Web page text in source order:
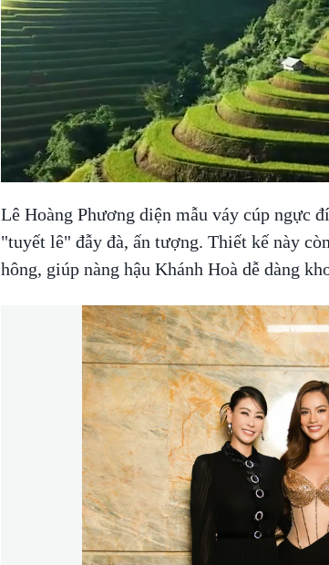
Lê Hoàng Phương diện mẫu váy cúp ngực
"tuyết lê" đẫy đà, ấn tượng. Thiết kế này
hông, giúp nàng hậu Khánh Hoà dễ dàng